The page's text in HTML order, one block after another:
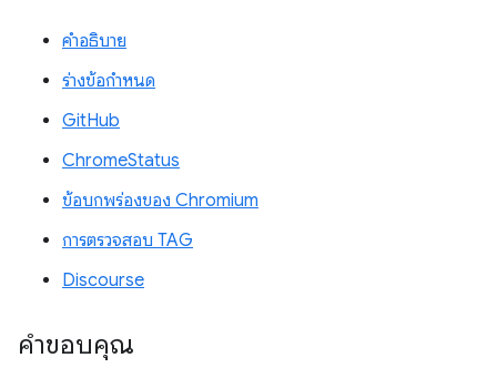
คำอธิบาย
ร่างข้อกำหนด
GitHub
ChromeStatus
ข้อบกพร่องของ Chromium
การตรวจสอบ TAG
Discourse
คำขอบคุณ